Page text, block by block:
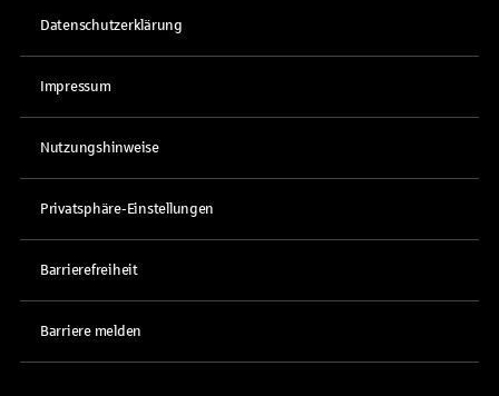
Datenschutzerklärung
Impressum
Nutzungshinweise
Privatsphäre-Einstellungen
Barrierefreiheit
Barriere melden